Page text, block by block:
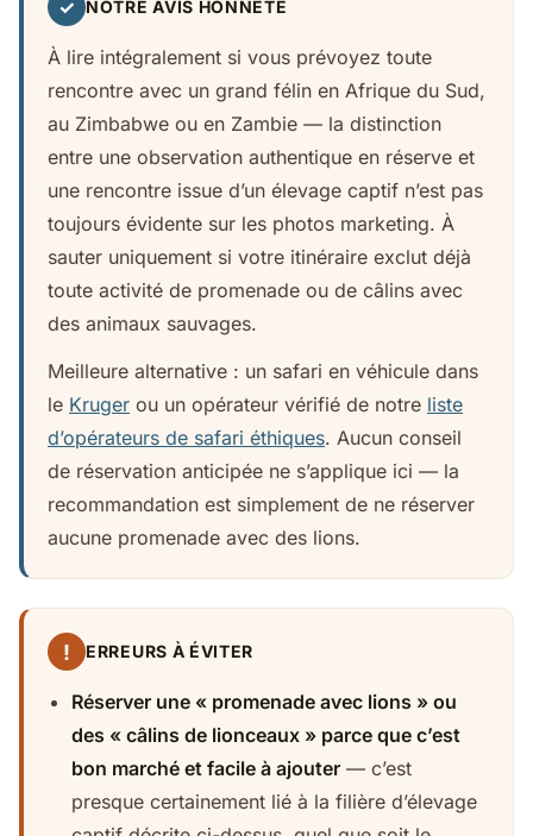
✓ NOTRE AVIS HONNÊTE
À lire intégralement si vous prévoyez toute
rencontre avec un grand félin en Afrique du Sud,
au Zimbabwe ou en Zambie — la distinction
entre une observation authentique en réserve et
une rencontre issue d’un élevage captif n’est pas
toujours évidente sur les photos marketing. À
sauter uniquement si votre itinéraire exclut déjà
toute activité de promenade ou de câlins avec
des animaux sauvages.
Meilleure alternative : un safari en véhicule dans
le Kruger ou un opérateur vérifié de notre liste
d’opérateurs de safari éthiques. Aucun conseil
de réservation anticipée ne s’applique ici — la
recommandation est simplement de ne réserver
aucune promenade avec des lions.
! ERREURS À ÉVITER
Réserver une « promenade avec lions » ou
des « câlins de lionceaux » parce que c’est
bon marché et facile à ajouter — c’est
presque certainement lié à la filière d’élevage